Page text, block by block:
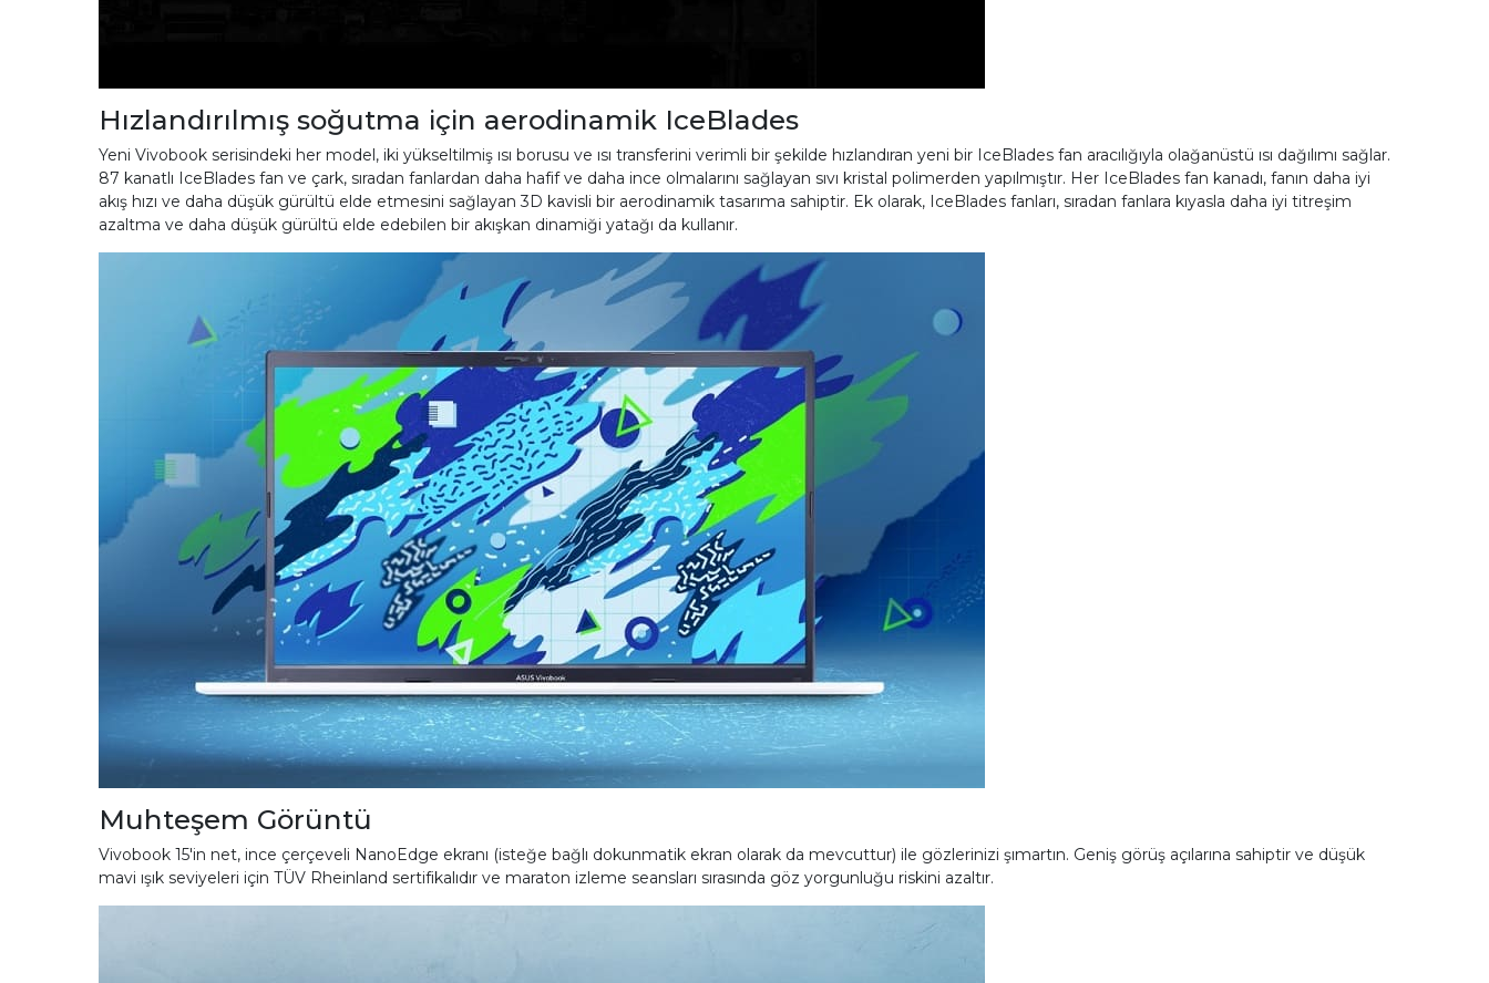
Hızlandırılmış soğutma için aerodinamik IceBlades
Yeni Vivobook serisindeki her model, iki yükseltilmiş ısı borusu ve ısı transferini verimli bir şekilde hızlandıran yeni bir IceBlades fan aracılığıyla olağanüstü ısı dağılımı sağlar.
87 kanatlı IceBlades fan ve çark, sıradan fanlardan daha hafif ve daha ince olmalarını sağlayan sıvı kristal polimerden yapılmıştır. Her IceBlades fan kanadı, fanın daha iyi
akış hızı ve daha düşük gürültü elde etmesini sağlayan 3D kavisli bir aerodinamik tasarıma sahiptir. Ek olarak, IceBlades fanları, sıradan fanlara kıyasla daha iyi titreşim
azaltma ve daha düşük gürültü elde edebilen bir akışkan dinamiği yatağı da kullanır.
Muhteşem Görüntü
Vivobook 15'in net, ince çerçeveli NanoEdge ekranı (isteğe bağlı dokunmatik ekran olarak da mevcuttur) ile gözlerinizi şımartın. Geniş görüş açılarına sahiptir ve düşük
mavi ışık seviyeleri için TÜV Rheinland sertifikalıdır ve maraton izleme seansları sırasında göz yorgunluğu riskini azaltır.